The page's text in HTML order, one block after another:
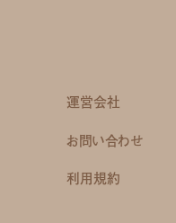
運営会社
お問い合わせ
利用規約